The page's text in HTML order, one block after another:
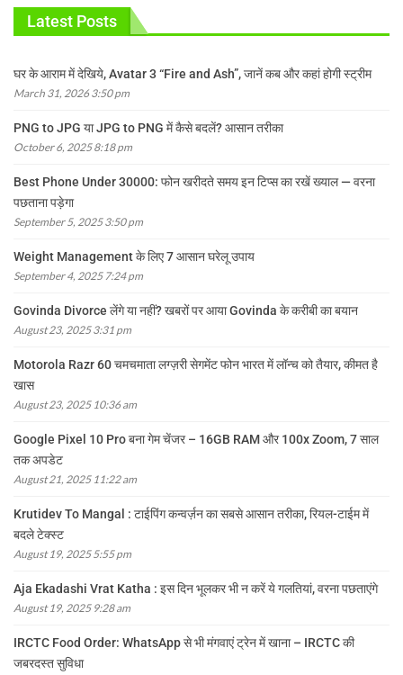
Latest Posts
घर के आराम में देखिये, Avatar 3 “Fire and Ash”, जानें कब और कहां होगी स्ट्रीम
March 31, 2026 3:50 pm
PNG to JPG या JPG to PNG में कैसे बदलें? आसान तरीका
October 6, 2025 8:18 pm
Best Phone Under 30000: फोन खरीदते समय इन टिप्स का रखें ख्याल — वरना
पछताना पड़ेगा
September 5, 2025 3:50 pm
Weight Management के लिए 7 आसान घरेलू उपाय
September 4, 2025 7:24 pm
Govinda Divorce लेंगे या नहीं? खबरों पर आया Govinda के करीबी का बयान
August 23, 2025 3:31 pm
Motorola Razr 60 चमचमाता लग्ज़री सेगमेंट फोन भारत में लॉन्च को तैयार, कीमत है
खास
August 23, 2025 10:36 am
Google Pixel 10 Pro बना गेम चेंजर – 16GB RAM और 100x Zoom, 7 साल
तक अपडेट
August 21, 2025 11:22 am
Krutidev To Mangal : टाईपिंग कन्वर्ज़न का सबसे आसान तरीका, रियल-टाईम में
बदले टेक्स्ट
August 19, 2025 5:55 pm
Aja Ekadashi Vrat Katha : इस दिन भूलकर भी न करें ये गलतियां, वरना पछताएंगे
August 19, 2025 9:28 am
IRCTC Food Order: WhatsApp से भी मंगवाएं ट्रेन में खाना – IRCTC की
जबरदस्त सुविधा